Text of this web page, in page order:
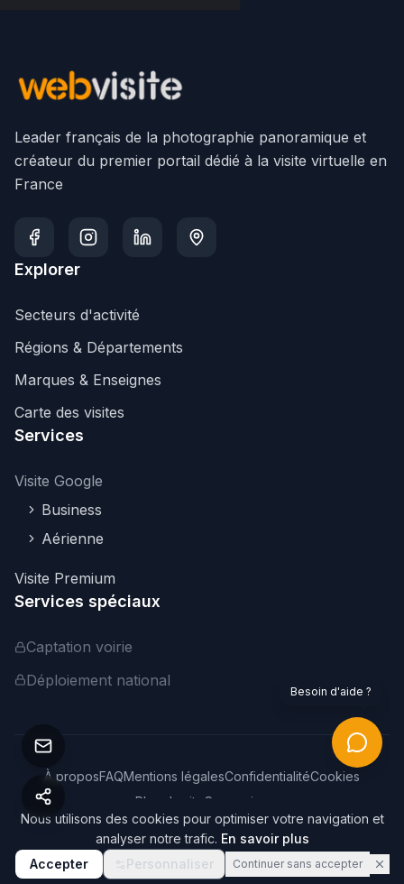
Leader français de la photographie panoramique et
créateur du premier portail dédié à la visite virtuelle en
France
Explorer
Secteurs d'activité
Régions & Départements
Marques & Enseignes
Carte des visites
Services
Visite Google
Business
Aérienne
Visite Premium
Services spéciaux
Captation voirie
Déploiement national
©2026 Webvisite. Tous droits réservés.
À proposFAQMentions légalesConfidentialitéCookies
Plan du site
Connexion
Nous utilisons des cookies pour optimiser votre navigation et
analyser notre trafic. En savoir plus
Accepter
Personnaliser Continuer sans accepter
Besoin d'aide ?